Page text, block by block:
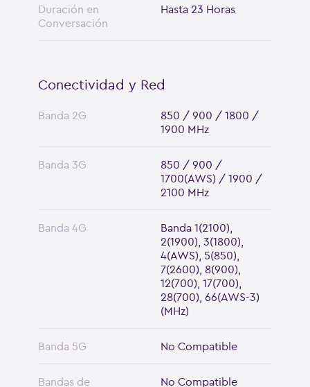
Duración en
Conversación
Hasta 23 Horas
Conectividad y Red
Banda 2G
850 / 900 / 1800 /
1900 MHz
Banda 3G
850 / 900 /
1700(AWS) / 1900 /
2100 MHz
Banda 4G
Banda 1(2100),
2(1900), 3(1800),
4(AWS), 5(850),
7(2600), 8(900),
12(700), 17(700),
28(700), 66(AWS-3)
(MHz)
Banda 5G No Compatible
Bandas de No Compatible